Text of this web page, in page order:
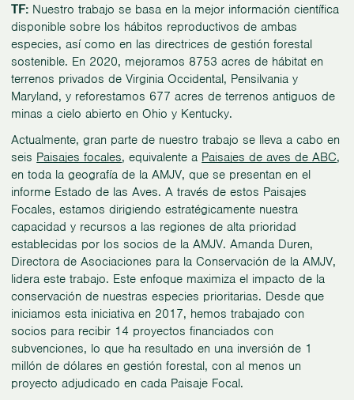
TF: Nuestro trabajo se basa en la mejor información científica
disponible sobre los hábitos reproductivos de ambas
especies, así como en las directrices de gestión forestal
sostenible. En 2020, mejoramos 8753 acres de hábitat en
terrenos privados de Virginia Occidental, Pensilvania y
Maryland, y reforestamos 677 acres de terrenos antiguos de
minas a cielo abierto en Ohio y Kentucky.
Actualmente, gran parte de nuestro trabajo se lleva a cabo en
seis Paisajes focales, equivalente a Paisajes de aves de ABC,
en toda la geografía de la AMJV, que se presentan en el
informe Estado de las Aves. A través de estos Paisajes
Focales, estamos dirigiendo estratégicamente nuestra
capacidad y recursos a las regiones de alta prioridad
establecidas por los socios de la AMJV. Amanda Duren,
Directora de Asociaciones para la Conservación de la AMJV,
lidera este trabajo. Este enfoque maximiza el impacto de la
conservación de nuestras especies prioritarias. Desde que
iniciamos esta iniciativa en 2017, hemos trabajado con
socios para recibir 14 proyectos financiados con
subvenciones, lo que ha resultado en una inversión de 1
millón de dólares en gestión forestal, con al menos un
proyecto adjudicado en cada Paisaje Focal.